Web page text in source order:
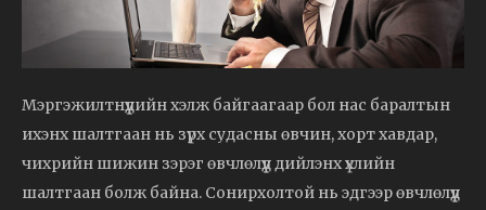
Мэргэжилтнүүдийн хэлж байгаагаар бол нас баралтын
ихэнх шалтгаан нь зүрх судасны өвчин, хорт хавдар,
чихрийн шижин зэрэг өвчлөлүүд дийлэнх үхлийн
шалтгаан болж байна. Сонирхолтой нь эдгээр өвчлөлүүд